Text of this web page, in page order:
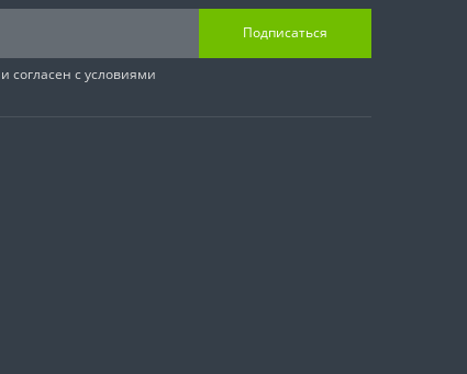
Подписаться
и согласен с условиями